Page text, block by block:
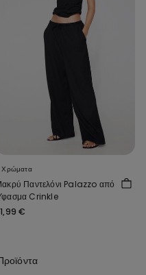
Χρώματα
Παντελόνι Palazzo από
Crinkle
€